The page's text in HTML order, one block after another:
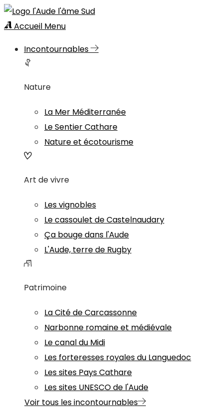
Accueil Menu
Incontournables
Nature
La Mer Méditerranée
Le Sentier Cathare
Nature et écotourisme
Art de vivre
Les vignobles
Le cassoulet de Castelnaudary
Ça bouge dans l'Aude
L'Aude, terre de Rugby
Patrimoine
La Cité de Carcassonne
Narbonne romaine et médiévale
Le canal du Midi
Les forteresses royales du Languedoc
Les sites Pays Cathare
Les sites UNESCO de l'Aude
Voir tous les incontournables